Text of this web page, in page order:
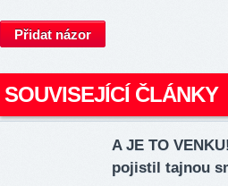
Přidat názor
SOUVISEJÍCÍ ČLÁNKY
A JE TO
pojistil tajnou